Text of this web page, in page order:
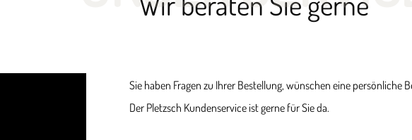
Sie haben Fragen zu Ihrer Bestellung, wünschen eine persönliche
Der Pletzsch Kundenservice ist gerne für Sie da.